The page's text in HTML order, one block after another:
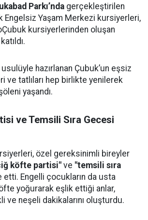
Parkı’nda gerçekleştirilen
Engelsiz Yaşam Merkezi kursiyerleri,
kursiyerlerinden oluşan
hazırlanan Çubuk’un eşsiz
ve tatlıları hep birlikte yenilerek
yaşandı.
ve Temsili Sıra Gecesi
özel gereksinimli bireyler
köfte partisi" ve "temsili sıra
etti. Engelli çocukların da usta
yoğurarak eşlik ettiği anlar,
ve neşeli dakikalarını oluşturdu.